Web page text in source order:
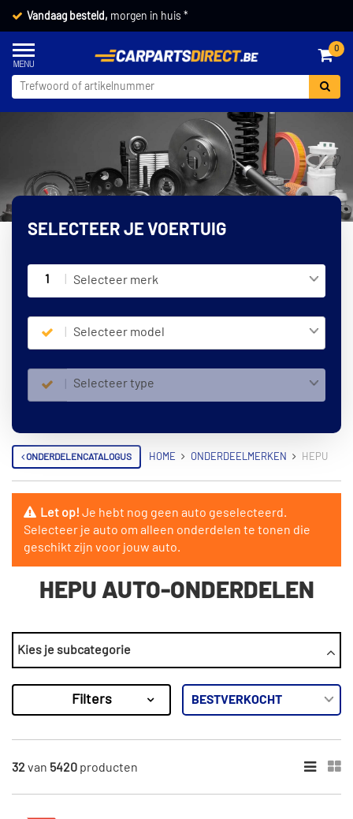
Vandaag besteld, morgen in huis *
0
SELECTEER JE VOERTUIG
1 Selecteer merk
Selecteer model
Selecteer type
ONDERDELENCATALOGUS HOME ONDERDEELMERKEN HEPU
Let op!Je hebt nog geen auto geselecteerd.
Selecteer je auto om alleen onderdelen te tonen die
geschikt zijn voor jouw auto.
HEPU AUTO-ONDERDELEN
CATEGORIEËN
Distributieketting kit
Distributieriem set
Distributieriem set inclusief waterpomp
Expansievat
×
Kies je subcategorie
Filters
32van 5420 producten